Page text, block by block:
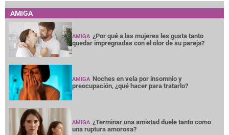
AMIGA
AMIGA ¿Por qué a las mujeres les gusta tanto
quedar impregnadas con el olor de su pareja?
AMIGA Noches en vela por insomnio y
preocupación, ¿qué hacer para tratarlo?
AMIGA ¿Terminar una amistad duele tanto como
una ruptura amorosa?